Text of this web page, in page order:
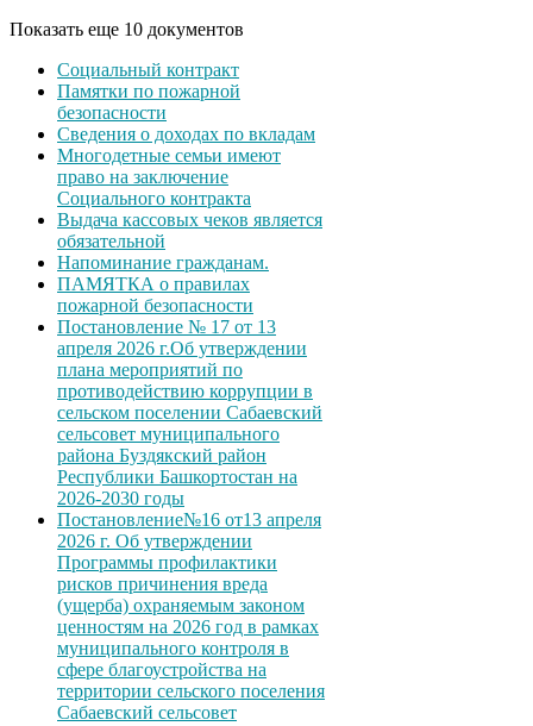
Показать еще 10 документов
Социальный контракт
Памятки по пожарной
безопасности
Сведения о доходах по вкладам
Многодетные семьи имеют
право на заключение
Социального контракта
Выдача кассовых чеков является
обязательной
Напоминание гражданам.
ПАМЯТКА о правилах
пожарной безопасности
Постановление № 17 от 13
апреля 2026 г.Об утверждении
плана мероприятий по
противодействию коррупции в
сельском поселении Сабаевский
сельсовет муниципального
района Буздякский район
Республики Башкортостан на
2026-2030 годы
Постановление№16 от13 апреля
2026 г. Об утверждении
Программы профилактики
рисков причинения вреда
(ущерба) охраняемым законом
ценностям на 2026 год в рамках
муниципального контроля в
сфере благоустройства на
территории сельского поселения
Сабаевский сельсовет